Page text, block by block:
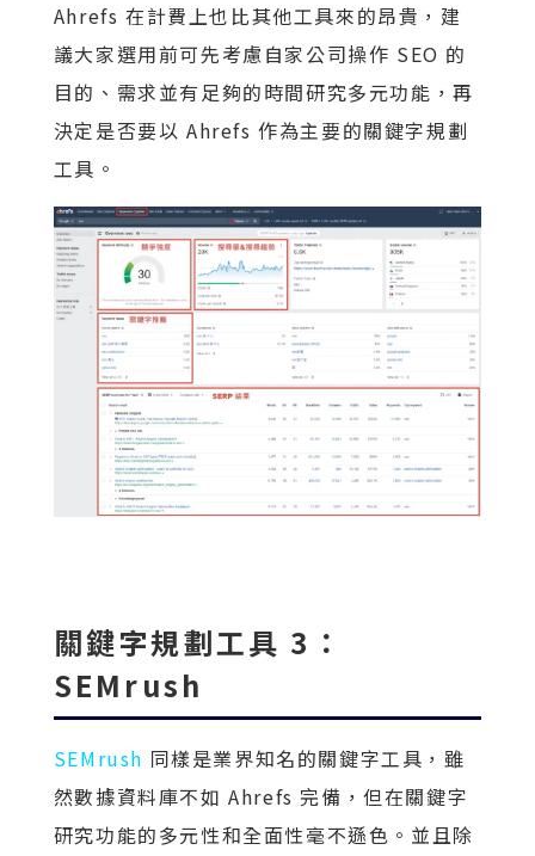
Ahrefs 在計費上也比其他工具來的昂貴，建
議大家選用前可先考慮自家公司操作 SEO 的
目的、需求並有足夠的時間研究多元功能，再
決定是否要以 Ahrefs 作為主要的關鍵字規劃
工具。
關鍵字規劃工具 3：
SEMrush
SEMrush 同樣是業界知名的關鍵字工具，雖
然數據資料庫不如 Ahrefs 完備，但在關鍵字
研究功能的多元性和全面性毫不遜色。並且除